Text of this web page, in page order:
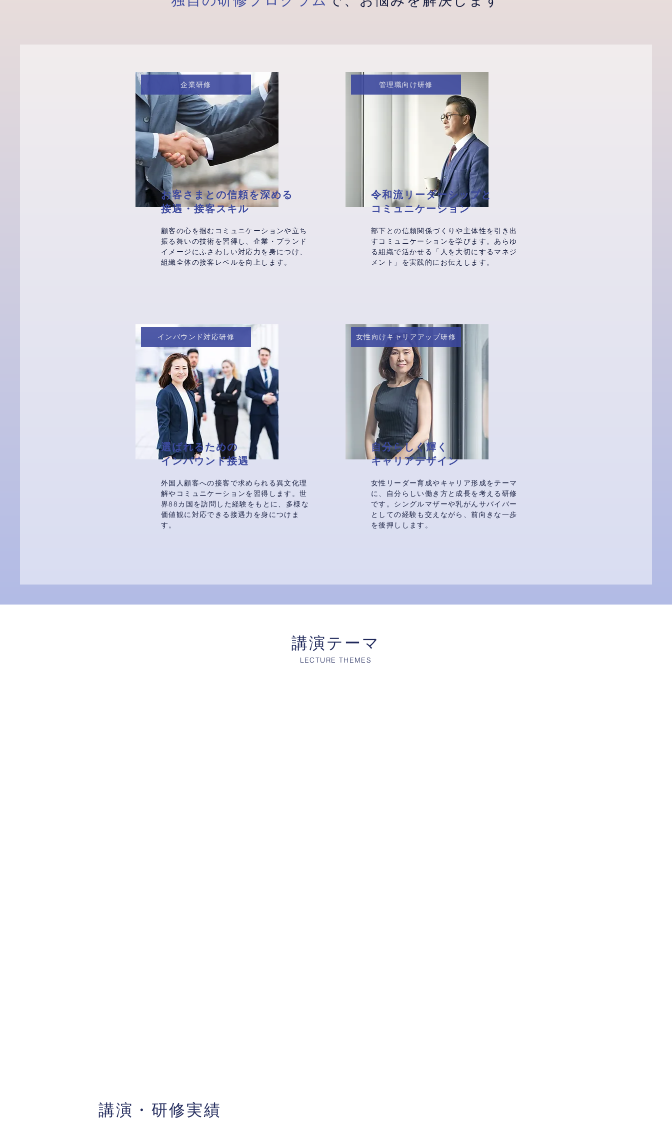
お客さまとの信頼を深める
接遇・接客スキル
顧客の心を掴むコミュニケーションや立ち
振る舞いの技術を習得し、企業・ブランド
イメージにふさわしい対応力を身につけ、
組織全体の接客レベルを向上します。
企業研修
選ばれるための
インバウンド接遇
外国人顧客への接客で求められる異文化理
解やコミュニケーションを習得します。世
界88カ国を訪問した経験をもとに、多様な
価値観に対応できる接遇力を身につけま
す。
インバウンド対応研修
令和流リーダーシップと
コミュニケーション
部下との信頼関係づくりや主体性を引き出
すコミュニケーションを学びます。あらゆ
る組織で活かせる「人を大切にするマネジ
メント」を実践的にお伝えします。
管理職向け研修
自分らしく輝く
キャリアデザイン
女性リーダー育成やキャリア形成をテーマ
に、自分らしい働き方と成長を考える研修
です。シングルマザーや乳がんサバイバー
としての経験も交えながら、前向きな一歩
を後押しします。
女性向けキャリアアップ研修
講演テーマ
LECTURE THEMES
講演・研修実績